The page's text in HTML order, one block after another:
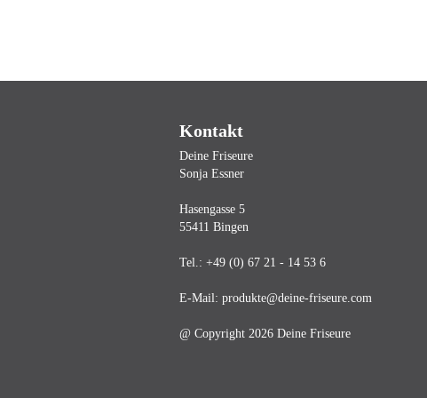
Kontakt
Deine Friseure
Sonja Essner
Hasengasse 5
55411 Bingen
Tel.: +49 (0) 67 21 - 14 53 6
E-Mail: produkte@deine-friseure.com
@ Copyright 2026 Deine Friseure